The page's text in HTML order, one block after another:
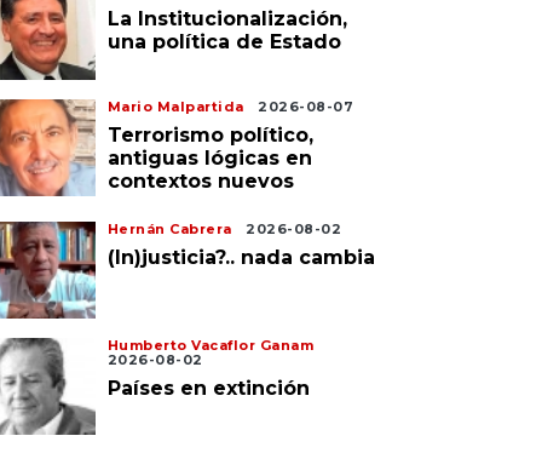
La Institucionalización,
una política de Estado
Mario Malpartida 2026-08-07
Terrorismo político,
antiguas lógicas en
contextos nuevos
Hernán Cabrera 2026-08-02
(In)justicia?.. nada cambia
Humberto Vacaflor Ganam
2026-08-02
Países en extinción